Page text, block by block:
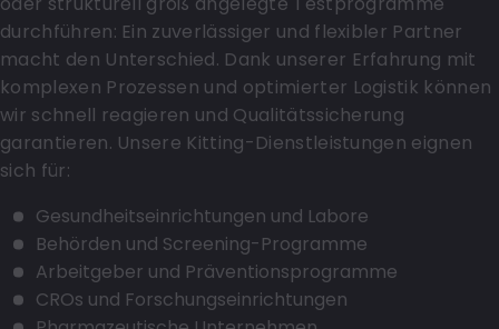
durchführen: Ein zuverlässiger und flexibler Partner
macht den Unterschied. Dank unserer Erfahrung mit
komplexen Prozessen und optimierter Logistik können
wir schnell reagieren und Qualitätssicherung
garantieren. Unsere Kitting-Dienstleistungen eignen
sich für:
Gesundheitseinrichtungen und Labore
Behörden und Screening-Programme
Arbeitgeber und Präventionsprogramme
CROs und Forschungseinrichtungen